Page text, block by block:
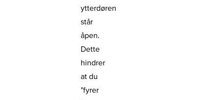
ytterdøren
står
åpen.
Dette
hindrer
at du
"fyrer